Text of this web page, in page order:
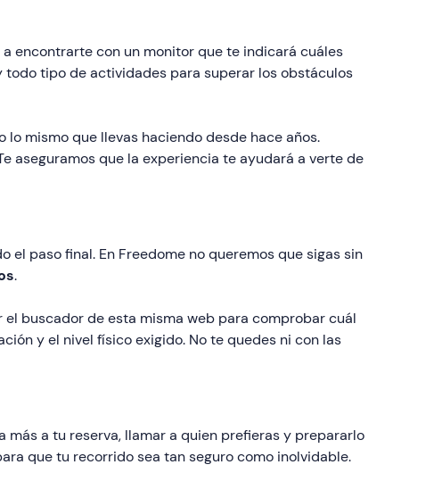
a encontrarte con un monitor que te indicará cuáles
todo tipo de actividades para superar los obstáculos
mismo que llevas haciendo desde hace años.
aseguramos que la experiencia te ayudará a verte de
paso final. En Freedome no queremos que sigas sin
.
buscador de esta misma web para comprobar cuál
y el nivel físico exigido. No te quedes ni con las
a tu reserva, llamar a quien prefieras y prepararlo
que tu recorrido sea tan seguro como inolvidable.